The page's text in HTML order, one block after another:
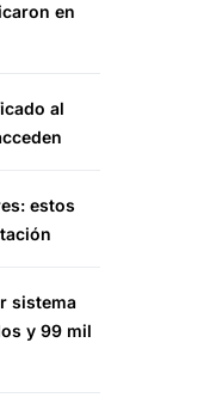
en
al
estos
sistema
y 99 mil